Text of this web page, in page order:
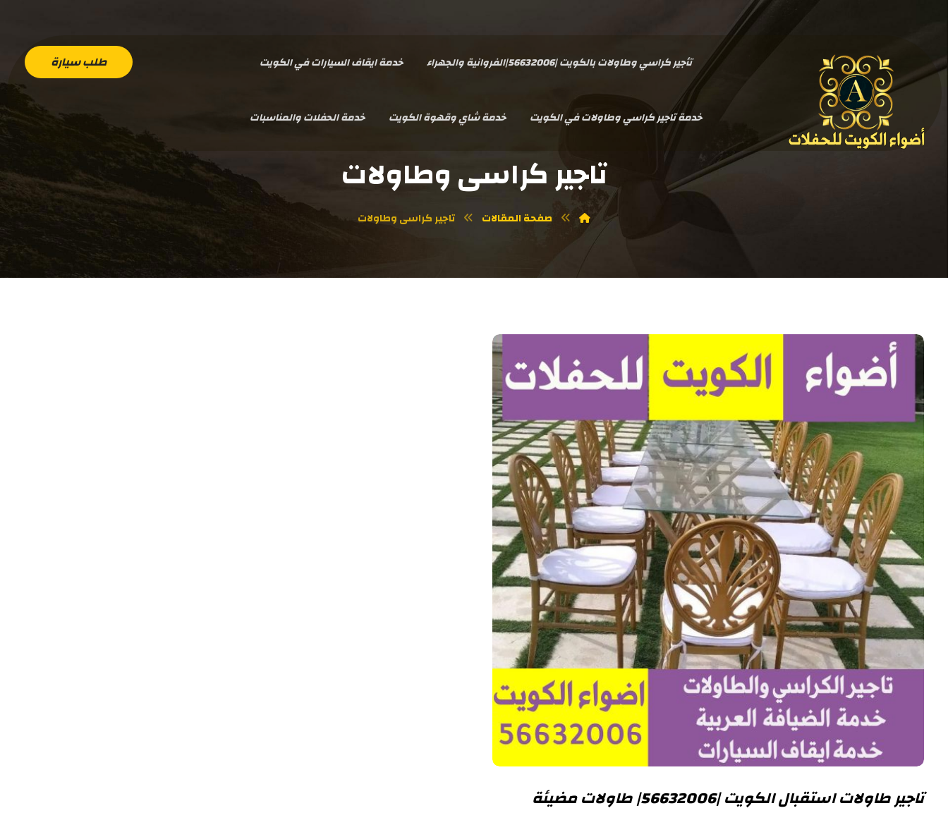
تأجير كراسي وطاولات بالكويت |56632006|الفروانية والجهراء خدمة ايقاف السيارات في الكويت
خدمة تاجير كراسي وطاولات في الكويت خدمة شاي وقهوة الكويت خدمة الحفلات والمناسبات
طلب سيارة
تاجير كراسى وطاولات
صفحة المقالات تاجير كراسى وطاولات
تاجير طاولات استقبال الكويت |56632006| طاولات مضيئة